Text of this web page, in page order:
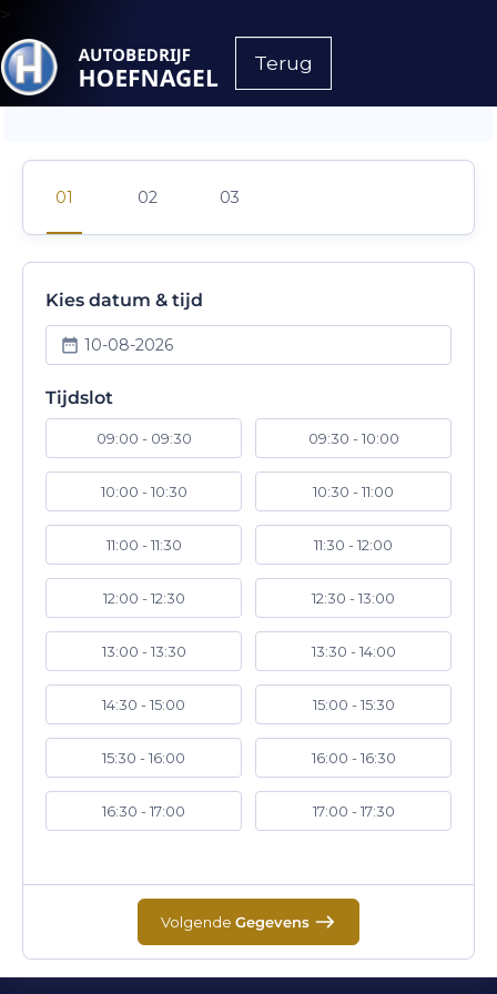
>
Terug
Kies datum & tijd
10-08-2026
Tijdslot
09:00 - 09:30 09:30 - 10:00
10:00 - 10:30 10:30 - 11:00
11:00 - 11:30 11:30 - 12:00
12:00 - 12:30 12:30 - 13:00
13:00 - 13:30 13:30 - 14:00
14:30 - 15:00 15:00 - 15:30
15:30 - 16:00 16:00 - 16:30
16:30 - 17:00 17:00 - 17:30
Volgende Gegevens